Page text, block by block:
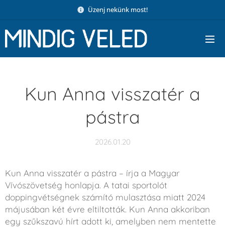
Üzenj nekünk most!
Kun Anna visszatér a
pástra
2026.01.20
Kun Anna visszatér a pástra – írja a Magyar
Vívószövetség honlapja. A tatai sportolót
doppingvétségnek számító mulasztása miatt 2024
májusában két évre eltiltották. Kun Anna akkoriban
egy szűkszavú hírt adott ki, amelyben nem mentette